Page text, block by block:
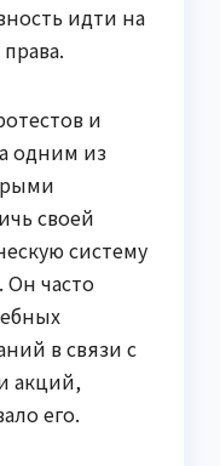
идти на
и
одним из
своей
систему
Он часто
в связи с
акций,
его.